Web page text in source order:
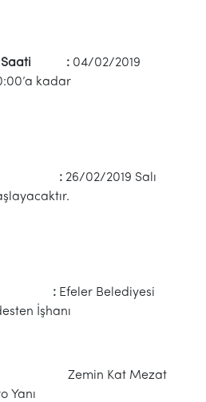
- Saati : 04/02/2019
kadar
Saati : 26/02/2019 Salı
: Efeler Belediyesi
İşhanı
Mezat
Yanı